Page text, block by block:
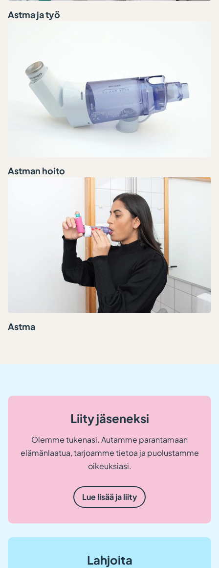
Astma ja työ
Astman hoito
Astma
Liity jäseneksi
Olemme tukenasi. Autamme parantamaan
elämänlaatua, tarjoamme tietoa ja puolustamme
oikeuksiasi.
Lue lisää ja liity
Lahjoita